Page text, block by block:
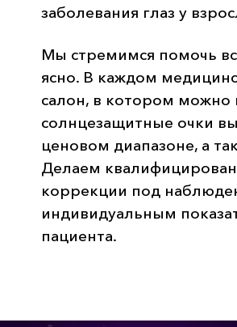
заболевания глаз у
Мы стремимся помочь
ясно. В каждом
салон, в котором можно
солнцезащитные очки
ценовом диапазоне, а
Делаем
коррекции под
индивидуальным
пациента.